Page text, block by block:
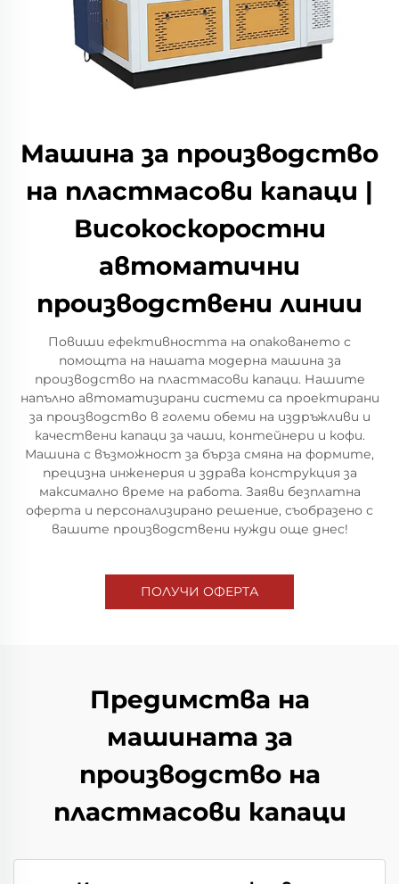
Машина за производство
на пластмасови капаци |
Високоскоростни
автоматични
производствени линии
Повиши ефективността на опаковането с
помощта на нашата модерна машина за
производство на пластмасови капаци. Нашите
напълно автоматизирани системи са проектирани
за производство в големи обеми на издръжливи и
качествени капаци за чаши, контейнери и кофи.
Машина с възможност за бърза смяна на формите,
прецизна инженерия и здрава конструкция за
максимално време на работа. Заяви безплатна
оферта и персонализирано решение, съобразено с
вашите производствени нужди още днес!
ПОЛУЧИ ОФЕРТА
Предимства на
машината за
производство на
пластмасови капаци